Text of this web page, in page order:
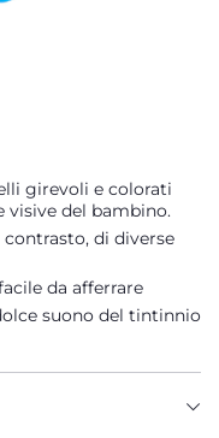
girevoli e colorati
visive del bambino.
di diverse
da afferrare
suono del tintinnio